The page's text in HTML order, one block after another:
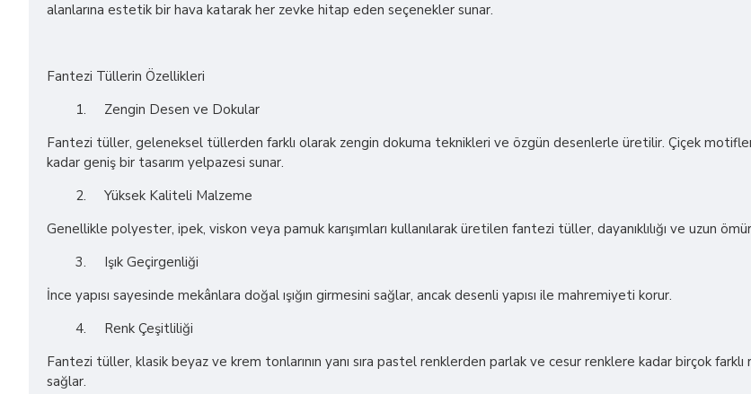
alanlarına estetik bir hava katarak her zevke hitap eden seçenekler sunar.
Fantezi Tüllerin Özellikleri
1.
Zengin Desen ve Dokular
Fantezi tüller, geleneksel tüllerden farklı olarak zengin dokuma teknikleri ve özgün desenlerle üretilir. Çiçek
kadar geniş bir tasarım yelpazesi sunar.
2.
Yüksek Kaliteli Malzeme
Genellikle polyester, ipek, viskon veya pamuk karışımları kullanılarak üretilen fantezi tüller, dayanıklılığı ve uzun
3.
Işık Geçirgenliği
İnce yapısı sayesinde mekânlara doğal ışığın girmesini sağlar, ancak desenli yapısı ile mahremiyeti korur.
4.
Renk Çeşitliliği
Fantezi tüller, klasik beyaz ve krem tonlarının yanı sıra pastel renklerden parlak ve cesur renklere kadar birçok
sağlar.